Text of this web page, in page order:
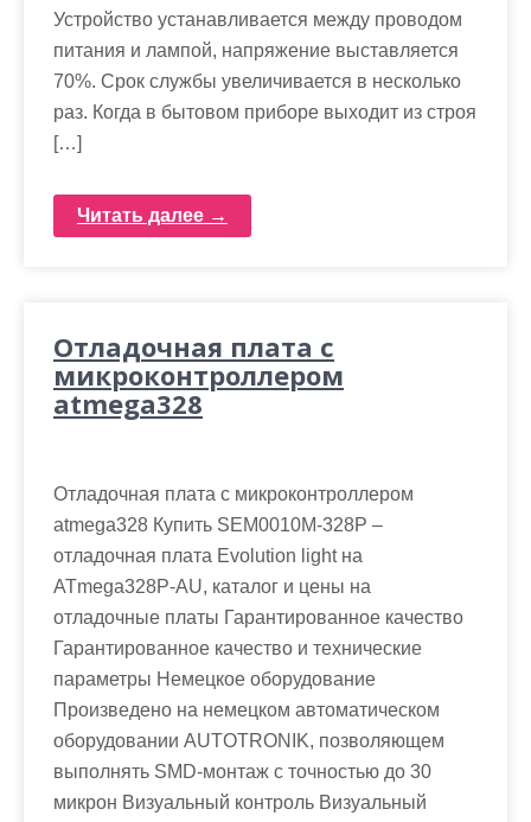
Устройство устанавливается между проводом
питания и лампой, напряжение выставляется
70%. Срок службы увеличивается в несколько
раз. Когда в бытовом приборе выходит из строя
[…]
Читать далее →
Отладочная плата с
микроконтроллером
atmega328
Отладочная плата с микроконтроллером
atmega328 Купить SEM0010M-328P –
отладочная плата Evolution light на
ATmega328P-AU, каталог и цены на
отладочные платы Гарантированное качество
Гарантированное качество и технические
параметры Немецкое оборудование
Произведено на немецком автоматическом
оборудовании AUTOTRONIK, позволяющем
выполнять SMD-монтаж с точностью до 30
микрон Визуальный контроль Визуальный